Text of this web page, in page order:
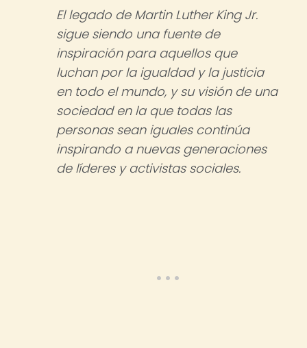
El legado de Martin Luther King Jr.
sigue siendo una fuente de
inspiración para aquellos que
luchan por la igualdad y la justicia
en todo el mundo, y su visión de una
sociedad en la que todas las
personas sean iguales continúa
inspirando a nuevas generaciones
de líderes y activistas sociales.